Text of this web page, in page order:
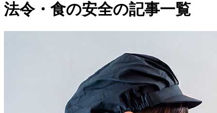
法令・食の安全の記事一覧